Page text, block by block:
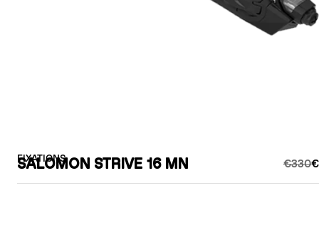
FIXATIONS
SALOMON STRIVE 16 MN €330